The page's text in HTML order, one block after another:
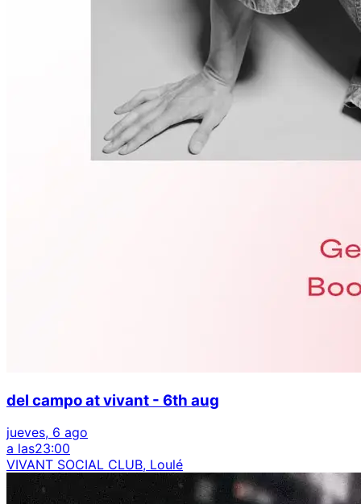
del campo at vivant - 6th aug
jueves, 6 ago
a las23:00
VIVANT SOCIAL CLUB, Loulé